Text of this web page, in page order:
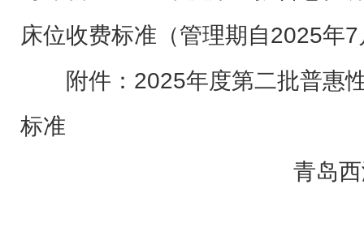
床位收费标准（管理期自2025年
附件：2025年度第二批普惠
标准
青岛